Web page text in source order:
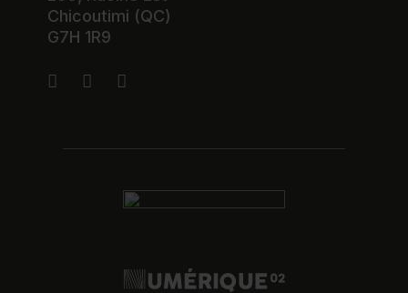
Chicoutimi (QC)
G7H 1R9